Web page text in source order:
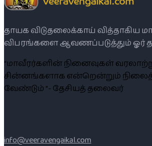
தாயக விடுதலைக்காய் வித்தாகிய
விபரங்களை ஆவணப்படுத்தும் ஓர்
“மாவீரர்களின் நினைவுகள்
சின்னங்களாக என்றென்றும்
வேண்டும் ”- தேசியத் தலைவர்
info@veeravengaikal.com